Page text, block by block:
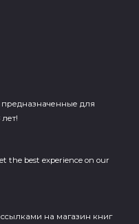
для
the best experience on our
на магазин книг